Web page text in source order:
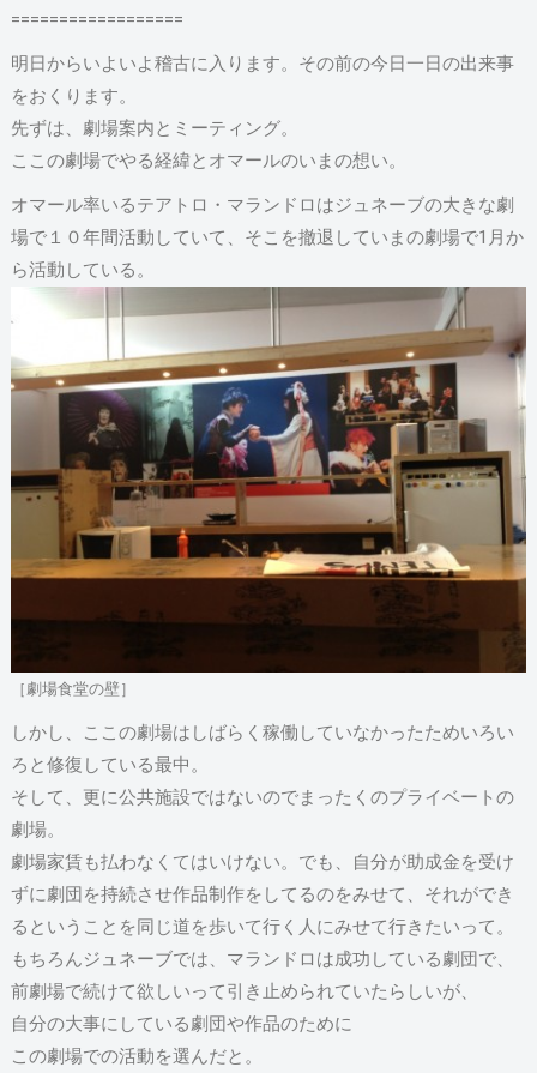
==================
明日からいよいよ稽古に入ります。その前の今日一日の出来事
をおくります。
先ずは、劇場案内とミーティング。
ここの劇場でやる経緯とオマールのいまの想い。
オマール率いるテアトロ・マランドロはジュネーブの大きな劇
場で１０年間活動していて、そこを撤退していまの劇場で1月か
ら活動している。
［劇場食堂の壁］
しかし、ここの劇場はしばらく稼働していなかったためいろい
ろと修復している最中。
そして、更に公共施設ではないのでまったくのプライベートの
劇場。
劇場家賃も払わなくてはいけない。でも、自分が助成金を受け
ずに劇団を持続させ作品制作をしてるのをみせて、それができ
るということを同じ道を歩いて行く人にみせて行きたいって。
もちろんジュネーブでは、マランドロは成功している劇団で、
前劇場で続けて欲しいって引き止められていたらしいが、
自分の大事にしている劇団や作品のために
この劇場での活動を選んだと。